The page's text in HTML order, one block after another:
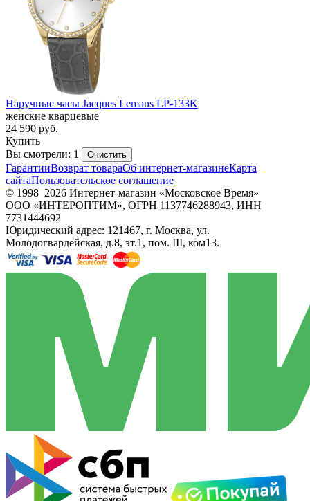
Наручные часы Jacques Lemans LP-133K
женские кварцевые
24 590 руб.
Купить
Вы смотрели: 1
Очистить
ГарантииВозврат товараОб интернет-магазинеКарта
сайтаПользовательское соглашение
© 1998–2026 Интернет-магазин «Московское Время»
ООО «ИНТЕРОПТИМ», ОГРН 1137746288943, ИНН
7731444692
Юридический адрес: 121467, г. Москва, ул.
Молодогвардейская, д.8, эт.1, пом. III, ком13.